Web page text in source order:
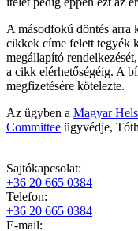
A másodfokú döntés arra
cikkek címe felett tegyék
megállapító
a cikk elérhetőségéig. A
megfizetésére kötelezte.
Az ügyben a Magyar
Committee ügyvédje,
Sajtókapcsolat:
+36 20 665 0384
Telefon:
+36 20 665 0384
E-mail: